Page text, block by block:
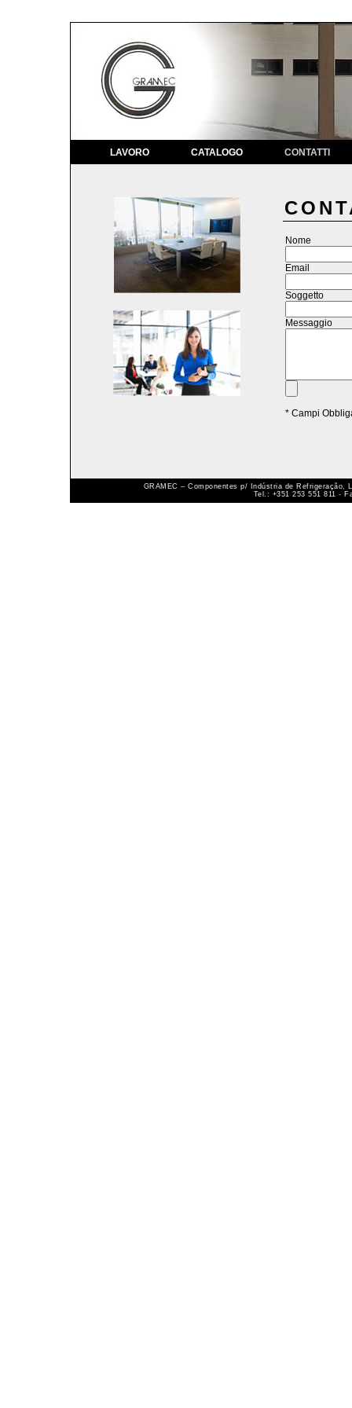
LAVORO CATALOGO CONTATTI
Nome
Email
Soggetto
Messaggio
* Campi
GRAMEC – Componentes p/ Indústria de Refrigeração,
Tel.: +351 253 551 811 -